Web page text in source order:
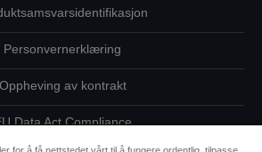
Personvernerklæring
Oppheving av kontrakt
Data Act Compliance